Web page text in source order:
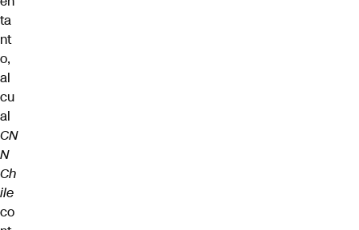
ta
nt
o,
al
cu
al
CN
N
Ch
ile
co